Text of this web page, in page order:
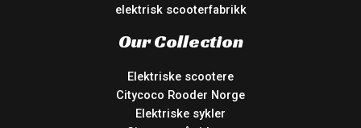
elektrisk scooterfabrikk
Our Collection
Elektriske scootere
Citycoco Rooder Norge
Elektriske sykler